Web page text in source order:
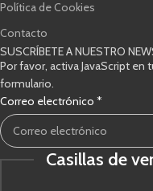
Política de Cookies
Contacto
SUSCRÍBETE A NUESTRO
Por favor, activa JavaScript
formulario.
verificación
Correo
electrónico
Correo electrónico *
Casillas de